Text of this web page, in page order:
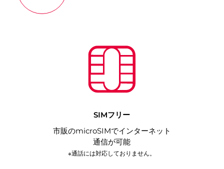
SIMフリー
市販のmicroSIMでインターネット
通信が可能
※通話には対応しておりません。